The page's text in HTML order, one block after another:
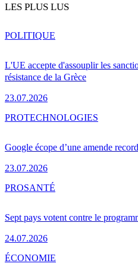
LES PLUS LUS
L'UE accepte d'assouplir les
résistance de la Grèce
23.07.2026
POLITIQUE
Google écope d’une amende
23.07.2026
PROTECHNOLOGIES
Sept pays votent contre le
24.07.2026
PROSANTÉ
ÉCONOMIE